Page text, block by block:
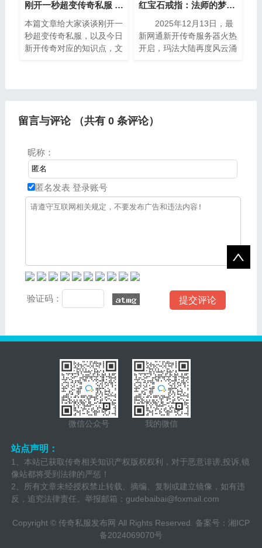
刚开一秒超变传奇私服 今日新开传奇
本篇文章给大家谈谈刚开一
秒超变传奇私服，以及今日
新开传奇对应的知识点，文
红宝石戒指：法师的梦幻珍宝
2025年12月13日，最
新网通新开传奇服务器火热
开启，玛法大陆再度风云涌
留言与评论 （共有 0条评论）
昵称：
匿名发表 登录账号
验证码：
微信公众号 我的微信
站点声明：
1、本站已获取传奇相关知识产权版权权利，对于恶意诽谤,投诉,镜
像站都将受到法律的严惩！
2、所有文章未经授权禁止转载、摘编、复制或建立镜像，如有违
反，追究法律责任。举报邮箱： gudebaibai@foxmail.com
Copyright © 传奇私服发布网 All Rights Reserved. 备案号： 湘ICP
备2024069070号